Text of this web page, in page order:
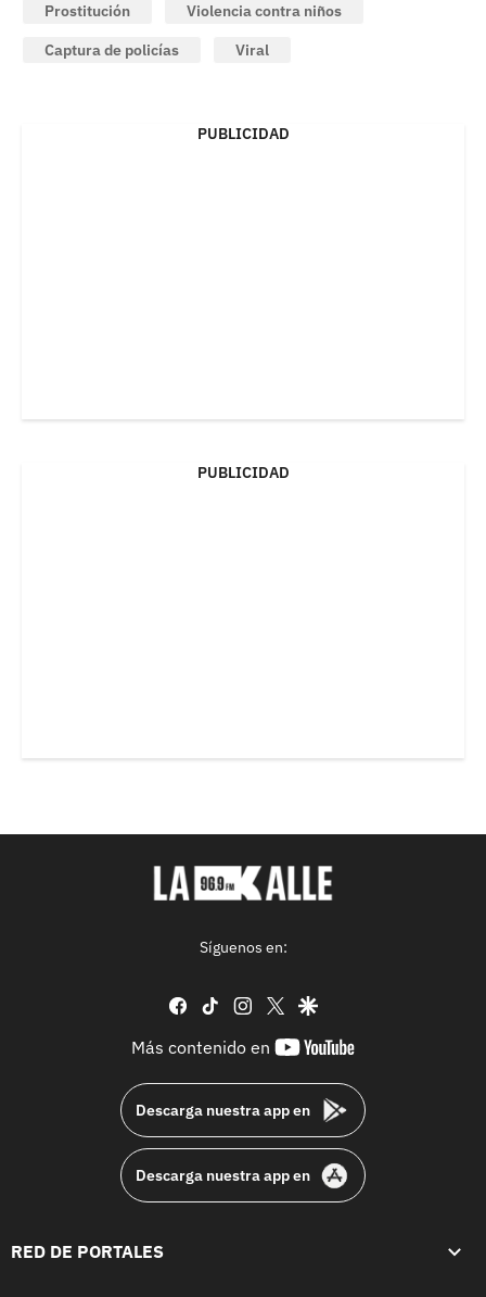
Prostitución
Violencia contra niños
Captura de policías
Viral
PUBLICIDAD
PUBLICIDAD
Síguenos en:
facebook
tiktok instagram
twittergoogle
Más contenido en
youtube-
Descarga nuestra app en
Descarga nuestra app en
RED DE PORTALES